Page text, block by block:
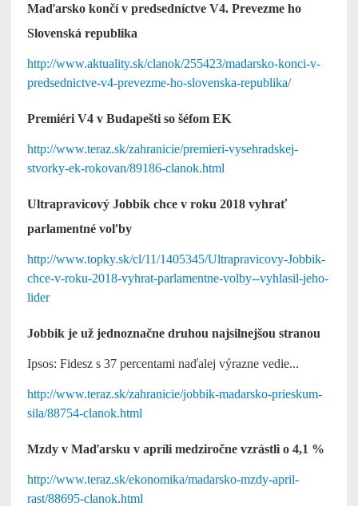
Maďarsko končí v predsedníctve V4. Prevezme ho
Slovenská republika
http://www.aktuality.sk/clanok/255423/madarsko-konci-v-
predsednictve-v4-prevezme-ho-slovenska-republika/
Premiéri V4 v Budapešti so šéfom EK
http://www.teraz.sk/zahranicie/premieri-vysehradskej-
stvorky-ek-rokovan/89186-clanok.html
Ultrapravicový Jobbik chce v roku 2018 vyhrať
parlamentné voľby
http://www.topky.sk/cl/11/1405345/Ultrapravicovy-Jobbik-
chce-v-roku-2018-vyhrat-parlamentne-volby--vyhlasil-jeho-
lider
Jobbik je už jednoznačne druhou najsilnejšou stranou
Ipsos: Fidesz s 37 percentami naďalej výrazne vedie...
http://www.teraz.sk/zahranicie/jobbik-madarsko-prieskum-
sila/88754-clanok.html
Mzdy v Maďarsku v apríli medziročne vzrástli o 4,1 %
http://www.teraz.sk/ekonomika/madarsko-mzdy-april-
rast/88695-clanok.html